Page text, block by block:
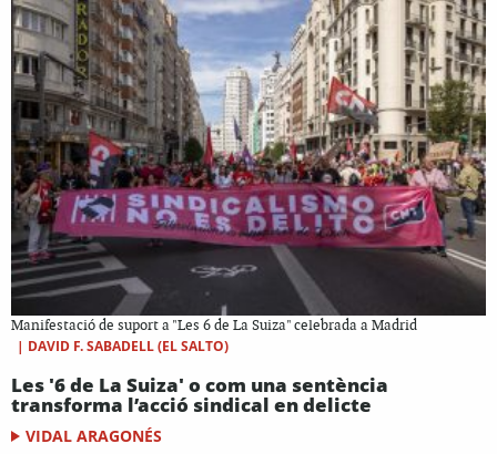
Manifestació de suport a "Les 6 de La Suiza" celebrada a Madrid
| DAVID F. SABADELL (EL SALTO)
Les '6 de La Suiza' o com una sentència
transforma l’acció sindical en delicte
VIDAL ARAGONÉS